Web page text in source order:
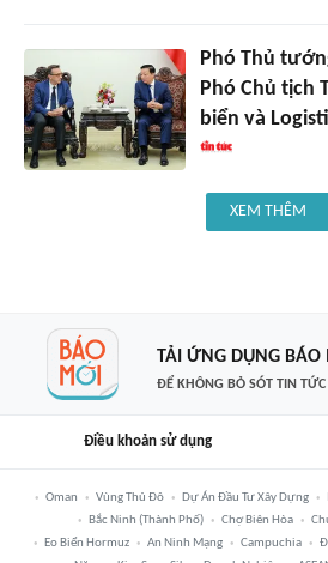
Phó Thủ
Phó Chủ tịch
biển và
XEM THÊM
TẢI ỨNG DỤNG BÁO
ĐỂ KHÔNG BỎ SÓT TIN TỨC
Điều khoản sử dụng
Oman Vùng Thủ Đô Dự Án Đầu Tư Xây Dựng
Bắc Ninh (thành Phố)
Chợ Biên Hòa
Eo Biển Hormuz
An Ninh Mạng Campuchia